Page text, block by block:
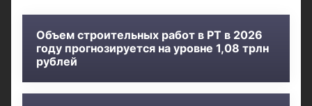
Объем строительных работ в РТ в 2026
году прогнозируется на уровне 1,08 трлн
рублей